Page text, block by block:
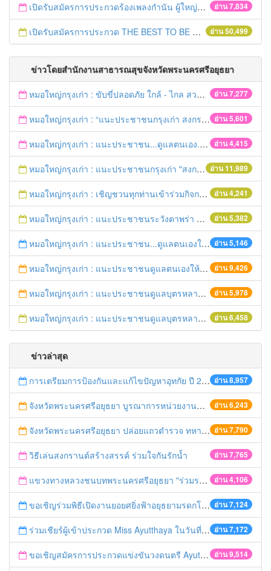
อ่าน 7,834
เปิดรับสมัครการประกวดร้องเพลงกำนัน ผู้ใหญ่บ้าน ฯลฯ
อ่าน 50,499
เปิดรับสมัครการประกวด THE BEST TO BE NUMBER ONE
ข่าวโดยสำนักงานสาธารณสุขจังหวัดพระนครศรีอยุธยา
อ่าน 7,277
หมอใหญ่กรุงเก่า : ขับขี่ปลอดภัย ใกล้ - ไกล สวมหมวกนิรภัย
อ่าน 5,601
หมอใหญ่กรุงเก่า : “แนะประชาชนกรุงเก่า สงกรานต์ร่วมขับขี่ปลอดภัย
อ่าน 4,415
หมอใหญ่กรุงเก่า : แนะประชาชน...ดูแลตนเอง...“รับมือภัยแล้ง”
อ่าน 11,989
หมอใหญ่กรุงเก่า : แนะประชาชนกรุงเก่า "สงกรานต์ขับขี่ปลอดภัย"
อ่าน 4,241
หมอใหญ่กรุงเก่า : เชิญชวนทุกท่านเข้าร่วมกิจกรรมวิ่งเพื่อสุขภาพ 7เมษายนนี้ 5โมงเย็น
อ่าน 5,382
หมอใหญ่กรุงเก่า : แนะประชาชนระวังตาพร่า ปวดศีรษะ ชาครึ่งซีก เสี่ยงอัมพฤกษ์ อัมพาต
อ่าน 5,146
หมอใหญ่กรุงเก่า : แนะประชาชน...ดูแลตนเองให้ห่างไกลโรค...ในช่วงฤดูร้อน
อ่าน 9,426
หมอใหญ่กรุงเก่า : แนะประชาชนดูแลตนเองให้ห่างไกลวัณโรค
อ่าน 5,978
หมอใหญ่กรุงเก่า : แนะประชาชนดูแลบุตรหลาน ป้องกันเด็กจมน้ำตายในช่วงฤดูร้อน
อ่าน 6,458
หมอใหญ่กรุงเก่า : แนะประชาชนดูแลบุตรหลาน ป้องกันเด็กจมน้ำตายในช่วงฤดูร้อน
ข่าวล่าสุด
อ่าน 8,957
การเตรียมการป้องกันและแก้ไขปัญหาอุทกัย ปี 2561
อ่าน 6,243
จังหวัดพระนครศรีอยุธยา บูรณาการหน่วยงานที่เกี่ยวข้อง ลงพื้นที่จัดระเบียบและดำเนินมาตรการตามบทลงโทษสูงสุดกับผู้ประกอบการร้านค้าที่ยังฝ่าฝืนตั้งร้านค้ารุกล้ำเขตพื้นที่ทางหลวง เตรียมความปลอดภัยก่อนเทศกาลสงกรานต์
อ่าน 7,790
จังหวัดพระนครศรีอยุธยา ปล่อยแถวตำรวจ ทหาร ฝ่ายปกครอง กว่า 100 นาย ตรวจเข้มท่ารถสาธารณะ สถานีขนส่งรถโดยสาร วินรถตู้ และสถานีรถไฟ เตรียมรับมือเทศกาลสงกรานต์
อ่าน 7,765
วิธีเล่นสงกรานต์สร้างสรรค์ ร่วมใจกันรักน้ำ
อ่าน 4,106
แขวงทางหลวงชนบทพระนครศรีอยุธยา "ร่วมรณรงค์ ขับช้า เปิดไฟหน้า คาดเข็มขัด" เทศกาลสงกรานต์ ปี 2561
อ่าน 7,124
ขอเชิญร่วมพิธีเปิดงานยอยศยิ่งฟ้าอยุธยามรดกโลก
อ่าน 7,172
ร่วมเชียร์ผู้เข้าประกวด Miss Ayutthaya ในวันที่ 15 ธันวาคม 2560
อ่าน 9,514
ขอเชิญสมัครการประกวดแข่งขันวงดนตรี Ayutthaya battle of the bands